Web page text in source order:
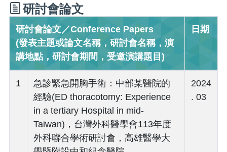
研討會論文
研討會論文／Conference Papers
(發表主題或論文名稱，研討會名稱，演
講地點，研討會期間，受邀演講題目)
日期
1
急診緊急開胸手術：中部某醫院的
經驗(ED thoracotomy: Experience
in a tertiary Hospital in mid-
Taiwan)，台灣外科醫學會113年度
外科聯合學術研討會，高雄醫學大
2024
. 03